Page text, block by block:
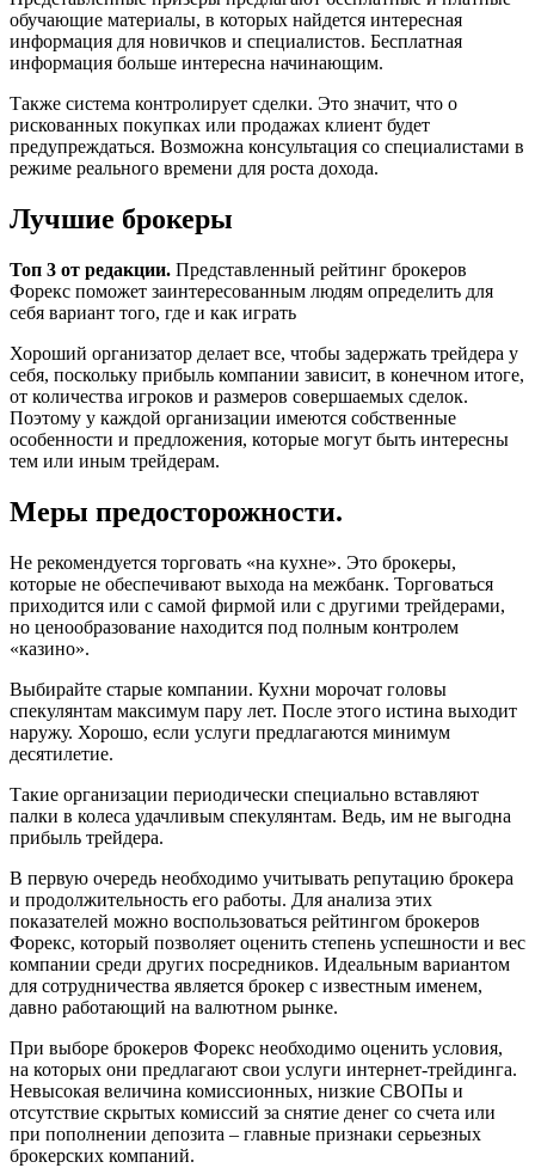
обучающие материалы, в которых найдется интересная
информация для новичков и специалистов. Бесплатная
информация больше интересна начинающим.
Также система контролирует сделки. Это значит, что о
рискованных покупках или продажах клиент будет
предупреждаться. Возможна консультация со специалистами в
режиме реального времени для роста дохода.
Лучшие брокеры
Топ 3 от редакции. Представленный рейтинг брокеров
Форекс поможет заинтересованным людям определить для
себя вариант того, где и как играть
Хороший организатор делает все, чтобы задержать трейдера у
себя, поскольку прибыль компании зависит, в конечном итоге,
от количества игроков и размеров совершаемых сделок.
Поэтому у каждой организации имеются собственные
особенности и предложения, которые могут быть интересны
тем или иным трейдерам.
Меры предосторожности.
Не рекомендуется торговать «на кухне». Это брокеры,
которые не обеспечивают выхода на межбанк. Торговаться
приходится или с самой фирмой или с другими трейдерами,
но ценообразование находится под полным контролем
«казино».
Выбирайте старые компании. Кухни морочат головы
спекулянтам максимум пару лет. После этого истина выходит
наружу. Хорошо, если услуги предлагаются минимум
десятилетие.
Такие организации периодически специально вставляют
палки в колеса удачливым спекулянтам. Ведь, им не выгодна
прибыль трейдера.
В первую очередь необходимо учитывать репутацию брокера
и продолжительность его работы. Для анализа этих
показателей можно воспользоваться рейтингом брокеров
Форекс, который позволяет оценить степень успешности и вес
компании среди других посредников. Идеальным вариантом
для сотрудничества является брокер с известным именем,
давно работающий на валютном рынке.
При выборе брокеров Форекс необходимо оценить условия,
на которых они предлагают свои услуги интернет-трейдинга.
Невысокая величина комиссионных, низкие СВОПы и
отсутствие скрытых комиссий за снятие денег со счета или
при пополнении депозита – главные признаки серьезных
брокерских компаний.